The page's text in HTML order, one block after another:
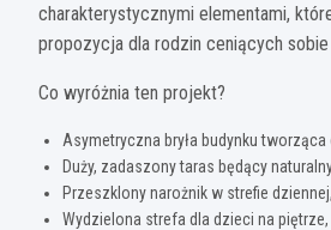
charakterystycznymi elementami,
propozycja dla rodzin ceniących
Co wyróżnia ten projekt?
Asymetryczna bryła budynku
Duży, zadaszony taras będący
Przeszklony narożnik w strefie
Wydzielona strefa dla dzieci na